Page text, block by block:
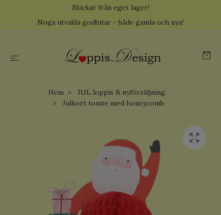
Skickar från eget lager!
Noga utvalda godbitar - både gamla och nya!
Hem
JUL loppis & nyförsäljning
Julkort tomte med honeycomb